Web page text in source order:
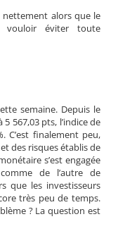
nettement alors que le
vouloir éviter toute
semaine. Depuis le
567,03 pts, l’indice de
C’est finalement peu,
des risques établis de
s’est engagée
de l’autre de
que les investisseurs
très peu de temps.
? La question est